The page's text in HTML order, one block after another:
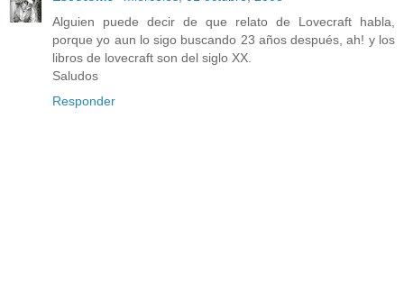
Alguien puede decir de que relato de Lovecraft habla,
porque yo aun lo sigo buscando 23 años después, ah! y los
libros de lovecraft son del siglo XX.
Saludos
Responder